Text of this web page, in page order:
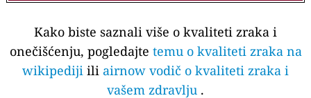
Kako biste saznali više o kvaliteti zraka i
onečišćenju, pogledajte temu o kvaliteti zraka na
wikipediji ili airnow vodič o kvaliteti zraka i
vašem zdravlju .